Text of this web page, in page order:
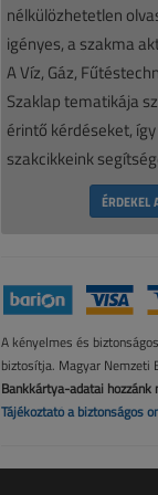
nélkülözhetetlen
igényes, a szakma
A Víz, Gáz,
Szaklap tematikája
érintő kérdéseket,
szakcikkeink
ÉRDEKEL
A kényelmes és
biztosítja. Magyar
Bankkártya-adatai hozzánk
Tájékoztató a biztonságos